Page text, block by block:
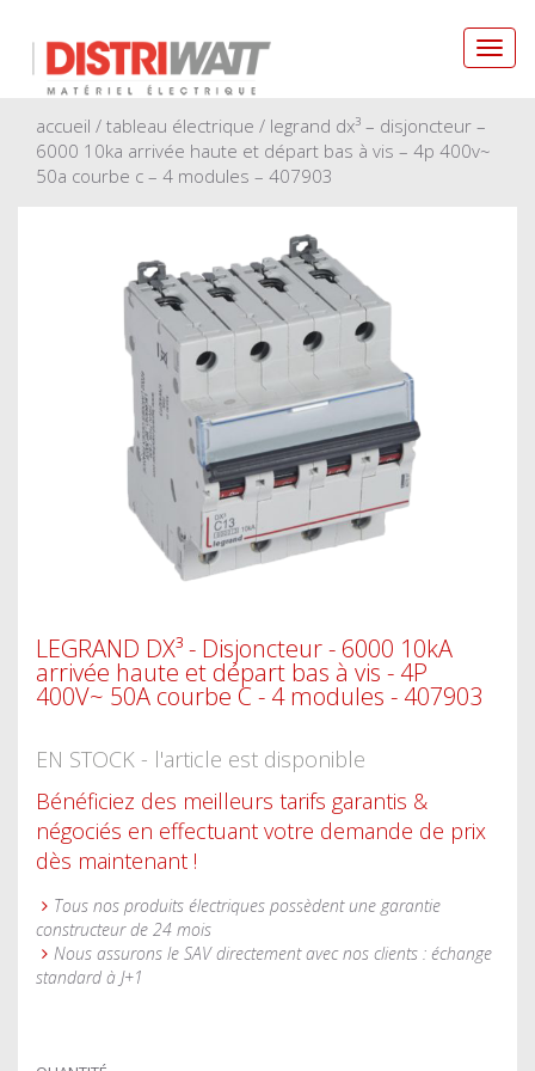
accueil / tableau électrique / legrand dx³ – disjoncteur –
6000 10ka arrivée haute et départ bas à vis – 4p 400v~
50a courbe c – 4 modules – 407903
LEGRAND DX³ - Disjoncteur - 6000 10kA
arrivée haute et départ bas à vis - 4P
400V~ 50A courbe C - 4 modules - 407903
EN STOCK - l'article est disponible
Bénéficiez des meilleurs tarifs garantis &
négociés en effectuant votre demande de prix
dès maintenant !
Tous nos produits électriques possèdent une garantie
constructeur de 24 mois
Nous assurons le SAV directement avec nos clients : échange
standard à J+1